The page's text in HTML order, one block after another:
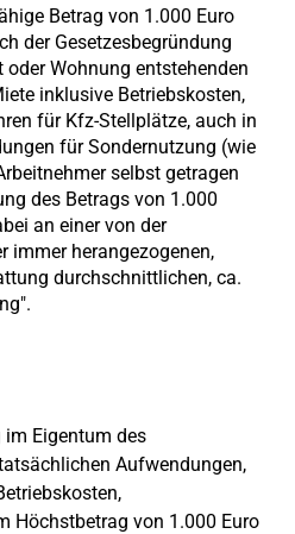
Betrag von 1.000 Euro
der Gesetzesbegründung
Wohnung entstehenden
inklusive Betriebskosten,
für Kfz-Stellplätze, auch in
für Sondernutzung (wie
selbst getragen
des Betrags von 1.000
an einer von der
immer herangezogenen,
durchschnittlichen, ca.
Eigentum des
Aufwendungen,
Höchstbetrag von 1.000 Euro